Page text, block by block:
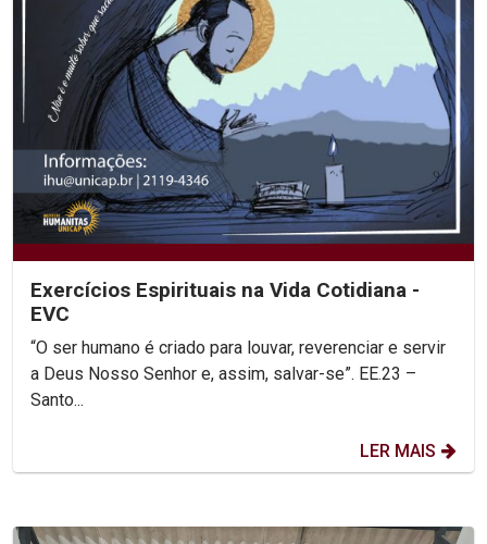
Exercícios Espirituais na Vida Cotidiana -
EVC
“O ser humano é criado para louvar, reverenciar e servir
a Deus Nosso Senhor e, assim, salvar-se”. EE.23 –
Santo...
LER MAIS